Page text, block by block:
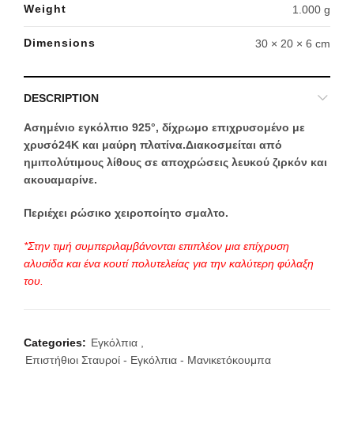
Weight 1.000 g
Dimensions 30 × 20 × 6 cm
DESCRIPTION
Ασημένιο εγκόλπιο 925°, δίχρωμο επιχρυσομένο με
χρυσό24Κ και μαύρη πλατίνα.Διακοσμείται από
ημιπολύτιμους λίθους σε αποχρώσεις λευκού ζιρκόν και
ακουαμαρίνε.
Περιέχει ρώσικο χειροποίητο σμαλτο.
*Στην τιμή συμπεριλαμβάνονται επιπλέον μια επίχρυση
αλυσίδα και ένα κουτί πολυτελείας για την καλύτερη φύλαξη
του.
Categories: Εγκόλπια
Επιστήθιοι Σταυροί - Εγκόλπια - Μανικετόκουμπα